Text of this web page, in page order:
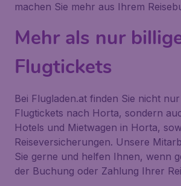
machen Sie mehr aus Ihrem
Mehr als nur
Flugtickets
Bei Flugladen.at finden Sie nicht
Flugtickets nach Horta, sondern
Hotels und Mietwagen in Horta,
Reiseversicherungen. Unsere
Sie gerne und helfen Ihnen, wenn
der Buchung oder Zahlung Ihrer